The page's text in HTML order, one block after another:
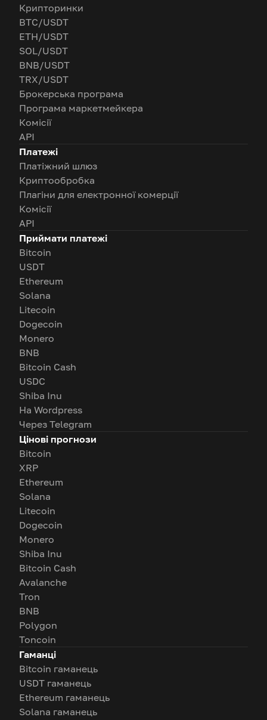
Крипторинки
BTC/USDT
ETH/USDT
SOL/USDT
BNB/USDT
TRX/USDT
Брокерська програма
Програма маркетмейкера
Комісії
API
Платежі
Платіжний шлюз
Криптообробка
Плагіни для електронної комерції
Комісії
API
Приймати платежі
Bitcoin
USDT
Ethereum
Solana
Litecoin
Dogecoin
Monero
BNB
Bitcoin Cash
USDC
Shiba Inu
На Wordpress
Через Telegram
Цінові прогнози
Bitcoin
XRP
Ethereum
Solana
Litecoin
Dogecoin
Monero
Shiba Inu
Bitcoin Cash
Avalanche
Tron
BNB
Polygon
Toncoin
Гаманці
Bitcoin гаманець
USDT гаманець
Ethereum гаманець
Solana гаманець